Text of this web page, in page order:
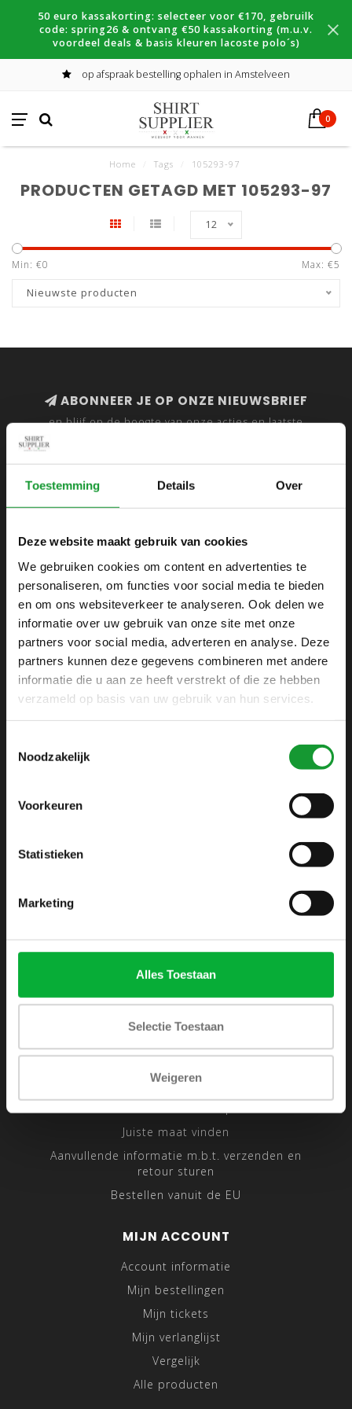
Toestemming Details Over
Deze website maakt gebruik van cookies
We gebruiken cookies om content en advertenties te
personaliseren, om functies voor social media te bieden
en om ons websiteverkeer te analyseren. Ook delen we
informatie over uw gebruik van onze site met onze
partners voor social media, adverteren en analyse. Deze
partners kunnen deze gegevens combineren met andere
informatie die u aan ze heeft verstrekt of die ze hebben
verzameld op basis van uw gebruik van hun services.
Noodzakelijk
Voorkeuren
Statistieken
Marketing
Alles Toestaan
Selectie Toestaan
Weigeren
50 euro kassakorting: selecteer voor €170, gebruilk
code: spring26 & ontvang €50 kassakorting (m.u.v.
voordeel deals & basis kleuren lacoste polo´s)
op afspraak bestelling ophalen in Amstelveen
0
Home Tags 105293-97
PRODUCTEN GETAGD MET 105293-97
12
Min: €0 Max: €5
Nieuwste producten
ABONNEER JE OP ONZE NIEUWSBRIEF
en blijf op de hoogte van onze acties en laatste
SHIRTSUPPLIER.NL
Webshop voor mannen
Zijlijnstraat 24
1433 DC
+31 6 42 52 32 80
+31 6 42 52 32 80
Disclaimer
Privacy Policy
Sitemap
Traveling Tailor
Juiste maat vinden
Aanvullende informatie m.b.t. verzenden en
retour sturen
Bestellen vanuit de EU
MIJN ACCOUNT
Account informatie
Mijn bestellingen
Mijn tickets
Mijn verlanglijst
Vergelijk
Alle producten